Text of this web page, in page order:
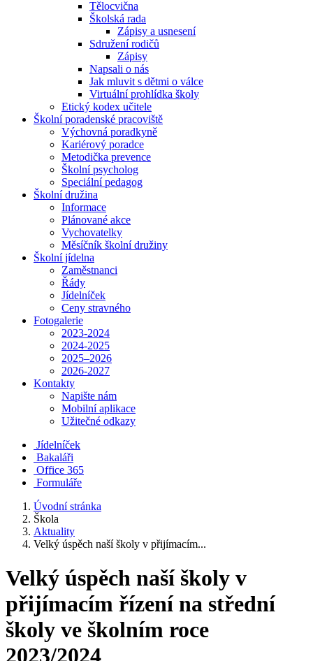
Tělocvična
Školská rada
Zápisy a usnesení
Sdružení rodičů
Zápisy
Napsali o nás
Jak mluvit s dětmi o válce
Virtuální prohlídka školy
Etický kodex učitele
Školní poradenské pracoviště
Výchovná poradkyně
Kariérový poradce
Metodička prevence
Školní psycholog
Speciální pedagog
Školní družina
Informace
Plánované akce
Vychovatelky
Měsíčník školní družiny
Školní jídelna
Zaměstnanci
Řády
Jídelníček
Ceny stravného
Fotogalerie
2023-2024
2024-2025
2025–2026
2026-2027
Kontakty
Napište nám
Mobilní aplikace
Užitečné odkazy
Jídelníček
Bakaláři
Office 365
Formuláře
Úvodní stránka
Škola
Aktuality
Velký úspěch naší školy v přijímacím...
Velký úspěch naší školy v
přijímacím řízení na střední
školy ve školním roce
2023/2024